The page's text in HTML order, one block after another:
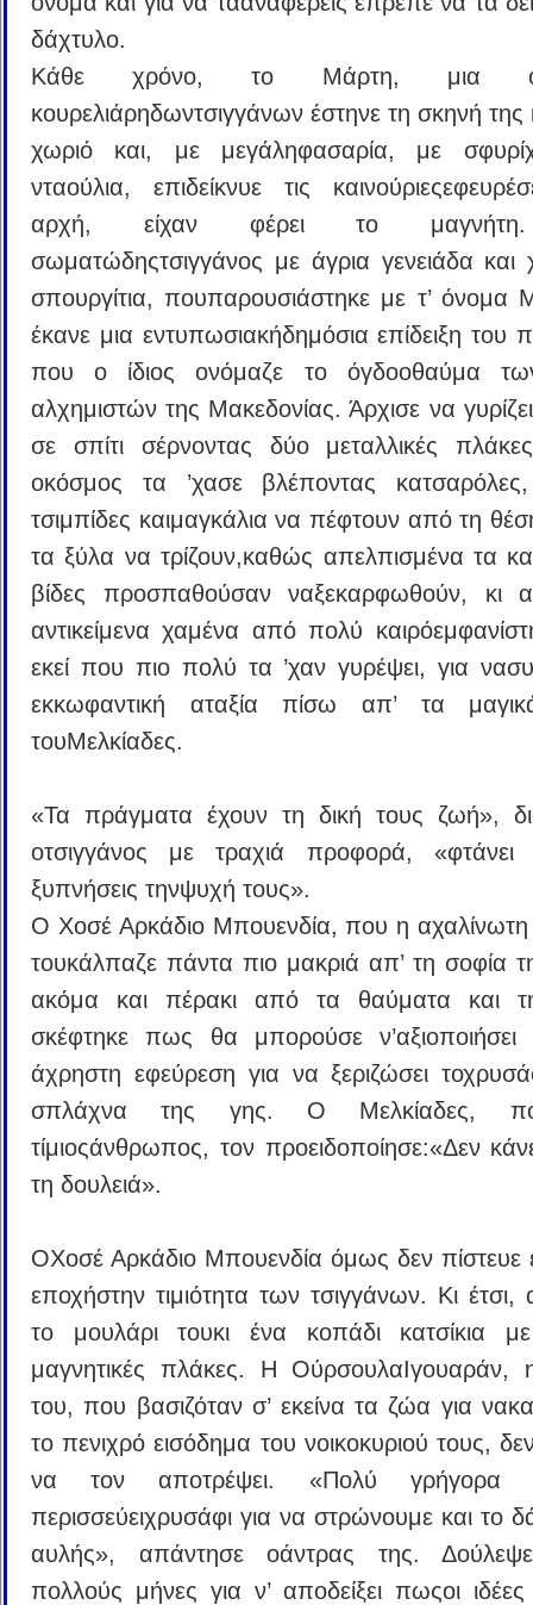
δάχτυλο.
Κάθε χρόνο, το Μάρτη, μια
κουρελιάρηδωντσιγγάνων έστηνε τη σκηνή της
χωριό και, με μεγάληφασαρία, με
νταούλια, επιδείκνυε τις
αρχή, είχαν φέρει το
σωματώδηςτσιγγάνος με άγρια γενειάδα και
σπουργίτια, πουπαρουσιάστηκε με τ’ όνομα
έκανε μια εντυπωσιακήδημόσια επίδειξη του
που ο ίδιος ονόμαζε το όγδοοθαύμα
αλχημιστών της Μακεδονίας. Άρχισε να
σε σπίτι σέρνοντας δύο μεταλλικές
οκόσμος τα ’χασε βλέποντας κατσαρόλες,
τσιμπίδες καιμαγκάλια να πέφτουν από τη
τα ξύλα να τρίζουν,καθώς απελπισμένα τα
βίδες προσπαθούσαν ναξεκαρφωθούν, κι
αντικείμενα χαμένα από πολύ
εκεί που πιο πολύ τα ’χαν γυρέψει, για
εκκωφαντική αταξία πίσω απ’ τα
τουΜελκίαδες.
«Τα πράγματα έχουν τη δική τους ζωή»,
οτσιγγάνος με τραχιά προφορά,
ξυπνήσεις τηνψυχή τους».
Ο Χοσέ Αρκάδιο Μπουενδία, που η αχαλίνωτη
τουκάλπαζε πάντα πιο μακριά απ’ τη σοφία
ακόμα και πέρακι από τα θαύματα και
σκέφτηκε πως θα μπορούσε ν’αξιοποιήσει
άχρηστη εφεύρεση για να ξεριζώσει
σπλάχνα της γης. Ο Μελκίαδες,
τίμιοςάνθρωπος, τον προειδοποίησε:«Δεν
τη δουλειά».
ΟΧοσέ Αρκάδιο Μπουενδία όμως δεν πίστευε
εποχήστην τιμιότητα των τσιγγάνων. Κι έτσι,
το μουλάρι τουκι ένα κοπάδι κατσίκια
μαγνητικές πλάκες. Η ΟύρσουλαΙγουαράν,
του, που βασιζόταν σ’ εκείνα τα ζώα για
το πενιχρό εισόδημα του νοικοκυριού τους,
να τον αποτρέψει. «Πολύ
περισσεύειχρυσάφι για να στρώνουμε και το
αυλής», απάντησε οάντρας της.
πολλούς μήνες για ν’ αποδείξει πωςοι